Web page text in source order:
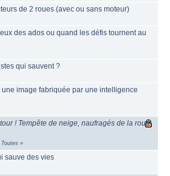
de 2 roues (avec ou sans moteur)
des ados ou quand les défis tournent au
qui sauvent ?
image fabriquée par une intelligence
! Tempête de neige, naufragés de la route
Toutes »
sauve des vies